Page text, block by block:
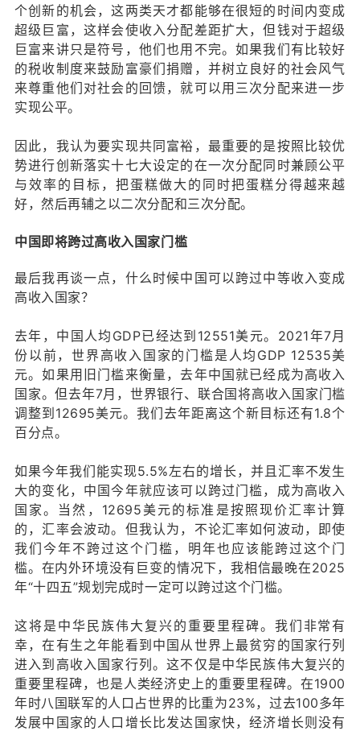
个创新的机会，这两类天才都能够在很短的时间内变成
超级巨富，这样会使收入分配差距扩大，但钱对于超级
巨富来讲只是符号，他们也用不完。如果我们有比较好
的税收制度来鼓励富豪们捐赠，并树立良好的社会风气
来尊重他们对社会的回馈，就可以用三次分配来进一步
实现公平。
因此，我认为要实现共同富裕，最重要的是按照比较优
势进行创新落实十七大设定的在一次分配同时兼顾公平
与效率的目标，把蛋糕做大的同时把蛋糕分得越来越
好，然后再辅之以二次分配和三次分配。
中国即将跨过高收入国家门槛
最后我再谈一点，什么时候中国可以跨过中等收入变成
高收入国家？
去年，中国人均GDP已经达到12551美元。2021年7月
份以前，世界高收入国家的门槛是人均GDP 12535美
元。如果用旧门槛来衡量，去年中国就已经成为高收入
国家。但去年7月，世界银行、联合国将高收入国家门槛
调整到12695美元。我们去年距离这个新目标还有1.8个
百分点。
如果今年我们能实现5.5%左右的增长，并且汇率不发生
大的变化，中国今年就应该可以跨过门槛，成为高收入
国家。当然，12695美元的标准是按照现价汇率计算
的，汇率会波动。但我认为，不论汇率如何波动，即使
我们今年不跨过这个门槛，明年也应该能跨过这个门
槛。在内外环境没有巨变的情况下，我相信最晚在2025
年“十四五”规划完成时一定可以跨过这个门槛。
这将是中华民族伟大复兴的重要里程碑。我们非常有
幸，在有生之年能看到中国从世界上最贫穷的国家行列
进入到高收入国家行列。这不仅是中华民族伟大复兴的
重要里程碑，也是人类经济史上的重要里程碑。在1900
年时八国联军的人口占世界的比重为23%，过去100多年
发展中国家的人口增长比发达国家快，经济增长则没有